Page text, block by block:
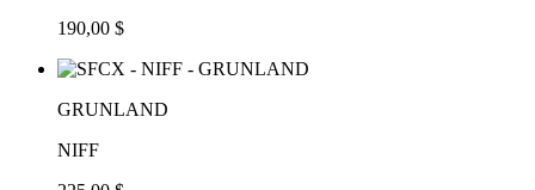
190,00 $
GRUNLAND
NIFF